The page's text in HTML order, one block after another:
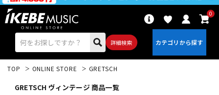
詳細検索
0
TOP ONLINE STORE GRETSCH
GRETSCH ヴィンテージ 商品一覧